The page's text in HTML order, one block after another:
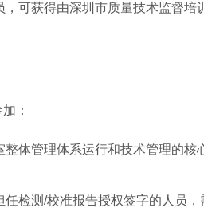
可获得由深圳市质量技术监督培
：
整体管理体系运行和技术管理的核
任检测/校准报告授权签字的人员